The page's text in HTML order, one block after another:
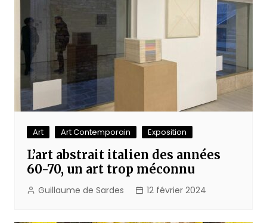
Art Art Contemporain Exposition
L’art abstrait italien des années
60-70, un art trop méconnu
Guillaume de Sardes 12 février 2024